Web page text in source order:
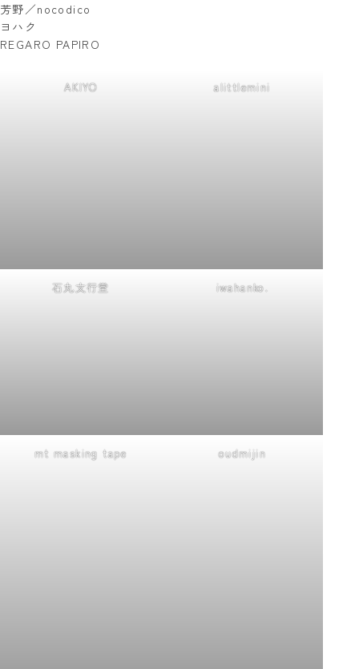
芳野／nocodico
ヨハク
REGARO PAPIRO
AKIYO alittlemini
石丸文行堂 iwahanko.
mt masking tape oudmijin